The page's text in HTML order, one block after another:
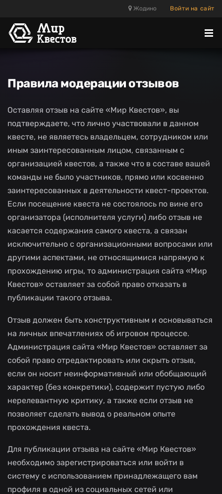
Жодино Войти на сайт
Правила модерации отзывов
Оставляя отзыв на сайте «Мир Квестов», вы
подтверждаете, что лично участвовали в данном
квесте, не являетесь владельцем, сотрудником или
иным заинтересованным лицом, связанным с
организацией квестов, а также что в составе вашей
команды не было участников, прямо или косвенно
заинтересованных в деятельности квест-проектов.
Если посещение квеста не состоялось по вине его
организатора (исполнителя услуги) либо отзыв не
касается содержания самого квеста, а связан
исключительно с организационными вопросами или
другими аспектами, не относящимися напрямую к
прохождению игры, то администрация сайта «Мир
Квестов» оставляет за собой право отказать в
публикации такого отзыва.
Отзыв должен быть конструктивным и основываться
на личных впечатлениях об игровом процессе.
Администрация сайта «Мир Квестов» оставляет за
собой право отредактировать или скрыть отзыв,
если он носит неинформативный или обобщающий
характер (без конкретики), содержит пустую либо
нерелевантную критику, а также если отзыв не
позволяет сделать вывод о реальном опыте
прохождения квеста.
Для публикации отзыва на сайте «Мир Квестов»
необходимо зарегистрироваться или войти в
систему с использованием принадлежащего вам
профиля в одной из социальных сетей или